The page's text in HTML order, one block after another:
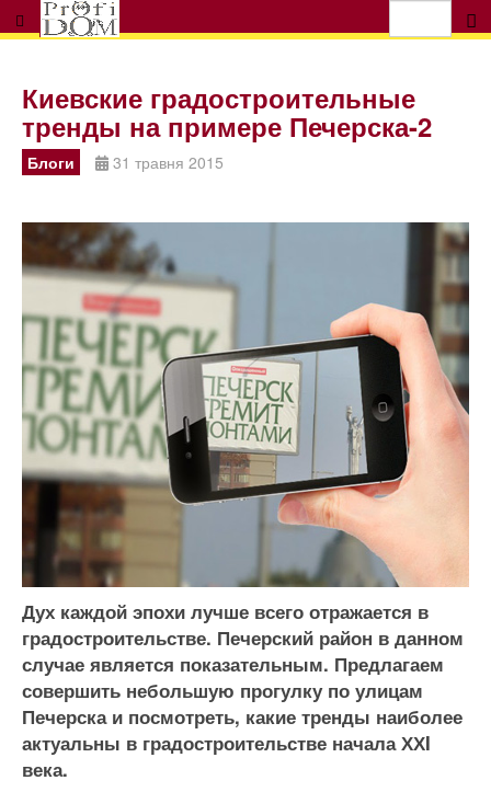
Киевские градостроительные
тренды на примере Печерска-2
Блоги 31 травня 2015
Дух каждой эпохи лучше всего отражается в
градостроительстве. Печерский район в данном
случае является показательным. Предлагаем
совершить небольшую прогулку по улицам
Печерска и посмотреть, какие тренды наиболее
актуальны в градостроительстве начала ХХI
века.